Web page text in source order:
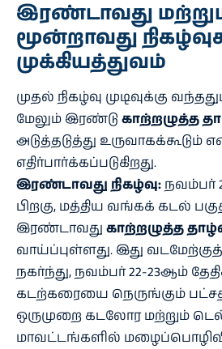
இரண்டாவது
மூன்றாவது
முக்கியத்துவம்
முதல் நிகழ்வு முடிவுக்கு
மேலும் இரண்டு காற்றழுத்த
அடுத்தடுத்து உருவாகக்கூடும்
எதிர்பார்க்கப்படுகிறது.
இரண்டாவது நிகழ்வு: நவம்பர்
பிறகு, மத்திய வங்கக் கடல்
இரண்டாவது காற்றழுத்த
வாய்ப்புள்ளது. இது
நகர்ந்து, நவம்பர் 22-23ஆம்
கடற்கரையை நெருங்கும்
ஒருமுறை கடலோர மற்றும்
மாவட்டங்களில்